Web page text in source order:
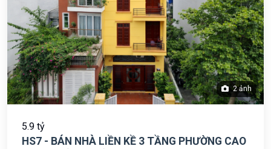
2 ảnh
5.9 tỷ
HS7 - BÁN NHÀ LIỀN KỀ 3 TẦNG PHƯỜNG CAO